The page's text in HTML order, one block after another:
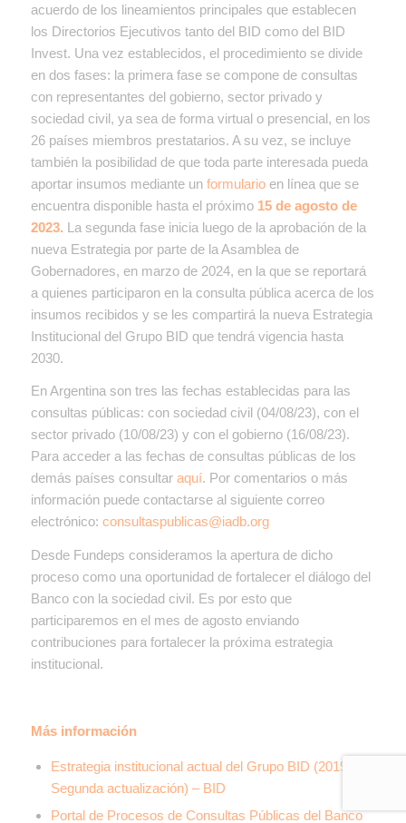
acuerdo de los lineamientos principales que establecen
los Directorios Ejecutivos tanto del BID como del BID
Invest. Una vez establecidos, el procedimiento se divide
en dos fases: la primera fase se compone de consultas
con representantes del gobierno, sector privado y
sociedad civil, ya sea de forma virtual o presencial, en los
26 países miembros prestatarios. A su vez, se incluye
también la posibilidad de que toda parte interesada pueda
aportar insumos mediante un formularioen línea que se
encuentra disponible hasta el próximo 15 de agosto de
2023. La segunda fase inicia luego de la aprobación de la
nueva Estrategia por parte de la Asamblea de
Gobernadores, en marzo de 2024, en la que se reportará
a quienes participaron en la consulta pública acerca de los
insumos recibidos y se les compartirá la nueva Estrategia
Institucional del Grupo BID que tendrá vigencia hasta
2030.
En Argentina son tres las fechas establecidas para las
consultas públicas: con sociedad civil (04/08/23), con el
sector privado (10/08/23) y con el gobierno (16/08/23).
Para acceder a las fechas de consultas públicas de los
demás países consultar aquí. Por comentarios o más
información puede contactarse al siguiente correo
electrónico: consultaspublicas@iadb.org
Desde Fundeps consideramos la apertura de dicho
proceso como una oportunidad de fortalecer el diálogo del
Banco con la sociedad civil. Es por esto que
participaremos en el mes de agosto enviando
contribuciones para fortalecer la próxima estrategia
institucional.
Más información
Estrategia institucional actual del Grupo BID (2019 –
Segunda actualización) – BID
Portal de Procesos de Consultas Públicas del Banco